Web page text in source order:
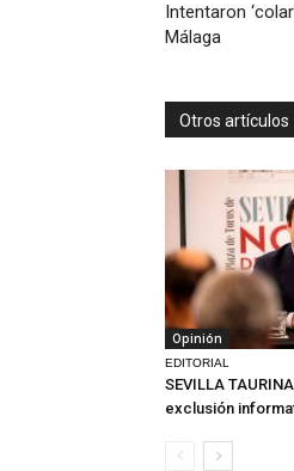
Intentaron
Málaga
Otros artículos
Opinión
EDITORIAL
SEVILLA
exclusión